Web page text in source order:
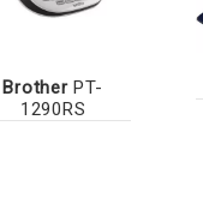
BrotherPT-
1290RS